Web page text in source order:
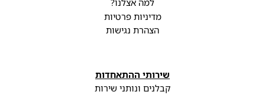
למה אצלנו?
מדיניות פרטיות
הצהרת נגישות
שירותי ההתאחדות
קבלנים ונותני שירות